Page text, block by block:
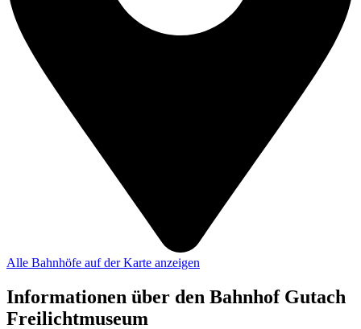
Alle Bahnhöfe auf der Karte anzeigen
Informationen über den Bahnhof Gutach
Freilichtmuseum